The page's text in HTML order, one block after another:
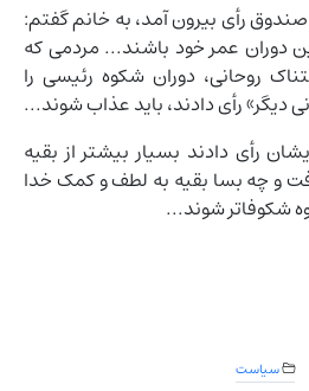
رأی بیرون آمد، به خانم گفتم:
دوران عمر خود باشند... مردمی که
روحانی، دوران شکوه رئیسی را
دیگر» رأی دادند، باید عذاب شوند...
رأی دادند بسیار بیشتر از بقیه
و چه بسا بقیه به لطف و کمک خدا
شکوفاتر شوند...
سیاست